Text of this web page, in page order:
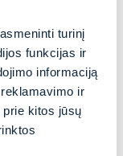
turinį
funkcijas ir
informaciją
ir
kitos jūsų